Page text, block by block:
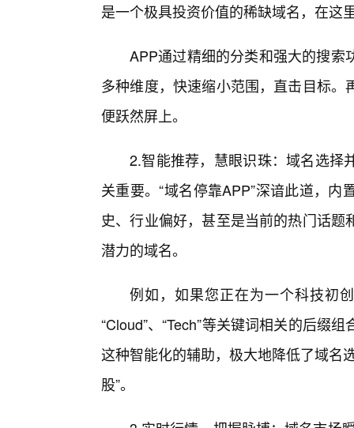
是一个极具投资价值的稀缺域名，在这
APP通过精细的分类和强大的搜索
多种维度，快速缩小范围，直击目标
便跃然屏上。
2.智能推荐，慧眼识珠：域名选择
关重要。“域名停靠APP”深谙此道，
史、行业偏好，甚至是当前的热门话
潜力的域名。
例如，如果您正在为一个科技初
“Cloud”、“Tech”等关键词相关的后缀
这种智能化的辅助，极大地降低了域名
股”。